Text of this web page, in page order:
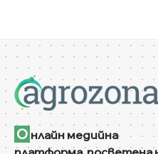
О нлайн медийна